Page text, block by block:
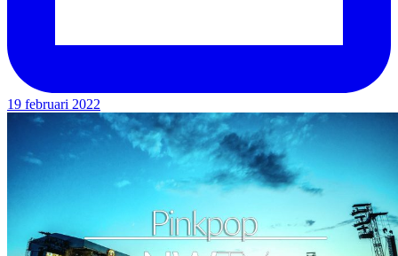
19 februari 2022